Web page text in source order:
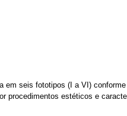
seis fototipos (I a VI)
procedimentos estéticos e